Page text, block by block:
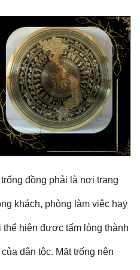
đồng phải là nơi trang
khách, phòng làm việc hay
hiện được tấm lòng thành
dân tộc. Mặt trống nên